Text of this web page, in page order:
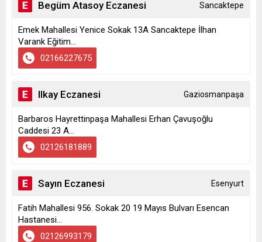
Begüm Atasoy Eczanesi Sancaktepe
Emek Mahallesi Yenice Sokak 13A Sancaktepe İlhan
Varank Eğitim...
02166227675
Ilkay Eczanesi Gaziosmanpaşa
Barbaros Hayrettinpaşa Mahallesi Erhan Çavuşoğlu
Caddesi 23 A...
02126181889
Sayın Eczanesi Esenyurt
Fatih Mahallesi 956. Sokak 20 19 Mayıs Bulvarı Esencan
Hastanesi...
02126993179